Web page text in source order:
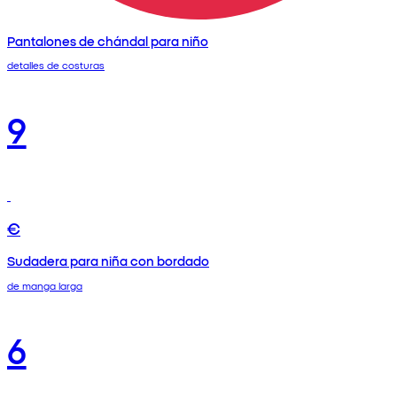
Pantalones de chándal para niño
detalles de costuras
9
€
Sudadera para niña con bordado
de manga larga
6